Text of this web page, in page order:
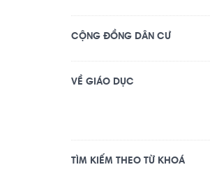
CỘNG ĐỒNG DÂN CƯ
VỀ GIÁO DỤC
TÌM KIẾM THEO TỪ KHOÁ